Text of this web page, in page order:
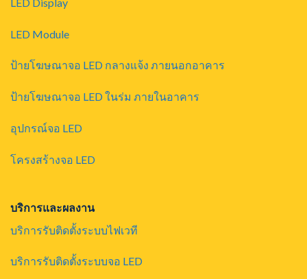
LED Module
ป้ายโฆษณาจอ LED กลางแจ้ง ภายนอกอาคาร
ป้ายโฆษณาจอ LED ในร่ม ภายในอาคาร
อุปกรณ์จอ LED
โครงสร้างจอ LED
บริการและผลงาน
บริการรับติดตั้งระบบไฟเวที
บริการรับติดตั้งระบบจอ LED